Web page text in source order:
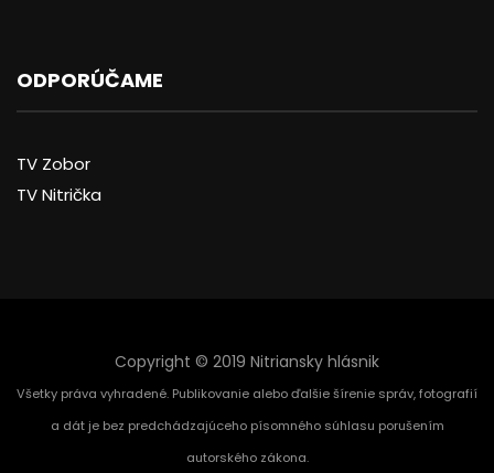
ODPORÚČAME
TV Zobor
TV Nitrička
Copyright © 2019 Nitriansky hlásnik
Všetky práva vyhradené. Publikovanie alebo ďalšie šírenie správ, fotografií
a dát je bez predchádzajúceho písomného súhlasu porušením
autorského zákona.